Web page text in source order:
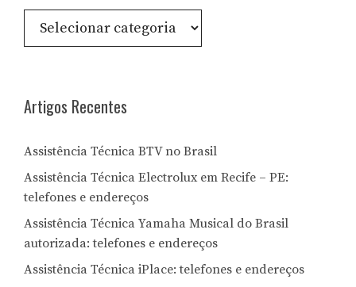
Consulte
Artigos Recentes
Assistência Técnica BTV no Brasil
Assistência Técnica Electrolux em Recife – PE:
telefones e endereços
Assistência Técnica Yamaha Musical do Brasil
autorizada: telefones e endereços
Assistência Técnica iPlace: telefones e endereços